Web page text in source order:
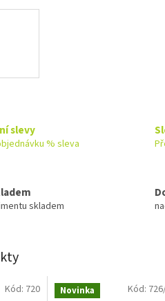
slevy
% sleva
skladem
Kód: 720 Novinka Kód: